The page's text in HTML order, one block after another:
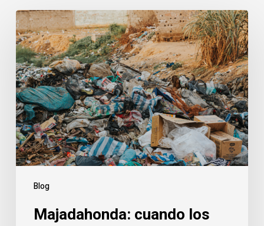
Blog
Majadahonda:
cuando
los
vertidos
amenazan
la
tranquilidad
urbana
Majadahonda: cuando los